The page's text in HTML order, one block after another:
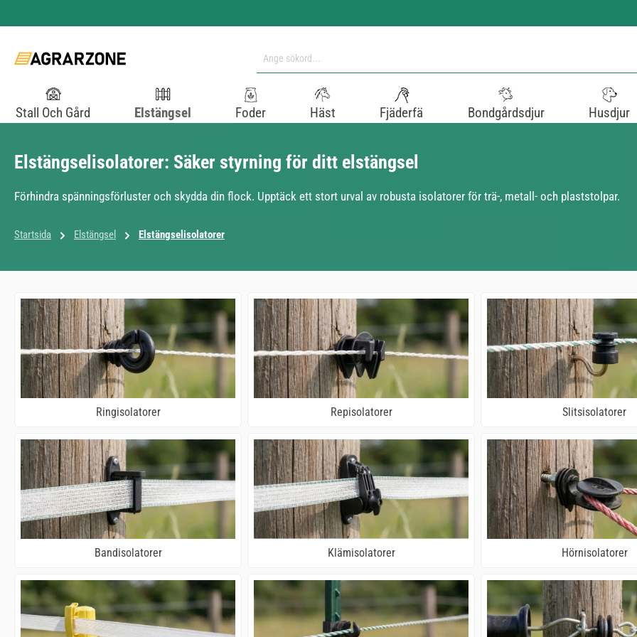
Stall Och Gård Elstängsel Foder Häst Fjäderfä Bondgårdsdjur Husdjur
Elstängselisolatorer: Säker styrning för ditt elstängsel
Förhindra spänningsförluster och skydda din flock. Upptäck ett stort urval av robusta isolatorer för trä-, metall- och plaststolpar.
Startsida Elstängsel Elstängselisolatorer
Ringisolatorer Repisolatorer Slitsisolatorer
Bandisolatorer Klämisolatorer Hörnisolatorer